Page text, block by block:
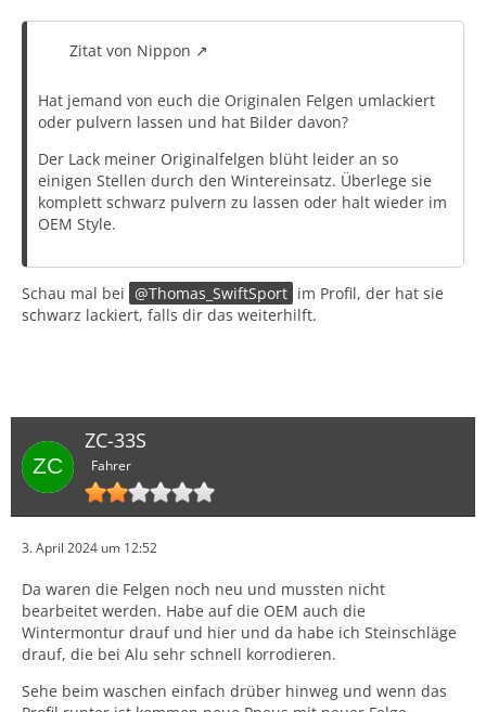
Zitat von Nippon
Hat jemand von euch die Originalen Felgen umlackiert
oder pulvern lassen und hat Bilder davon?
Der Lack meiner Originalfelgen blüht leider an so
einigen Stellen durch den Wintereinsatz. Überlege sie
komplett schwarz pulvern zu lassen oder halt wieder im
OEM Style.
Schau mal bei Thomas_SwiftSport im Profil, der hat sie
schwarz lackiert, falls dir das weiterhilft.
ZC-33S
Fahrer
3. April 2024 um 12:52
Da waren die Felgen noch neu und mussten nicht
bearbeitet werden. Habe auf die OEM auch die
Wintermontur drauf und hier und da habe ich Steinschläge
drauf, die bei Alu sehr schnell korrodieren.
Sehe beim waschen einfach drüber hinweg und wenn das